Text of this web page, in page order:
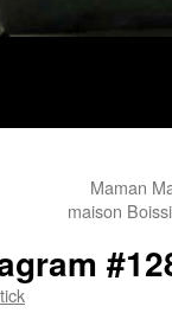
Maman
maison